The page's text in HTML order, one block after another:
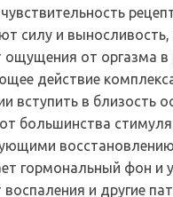
силу и
ощущения от оргазма
действие
вступить в близость
большинства
гормональный фон и
и другие